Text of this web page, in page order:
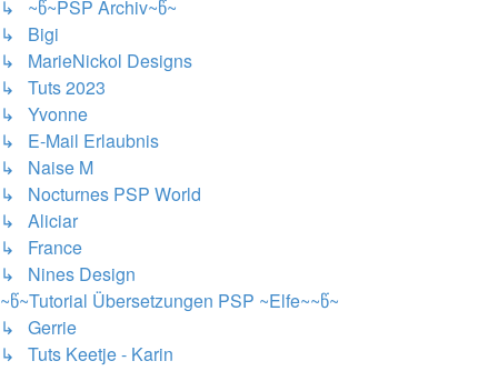
↳ ~წ~PSP Archiv~წ~
↳ Bigi
↳ MarieNickol Designs
↳ Tuts 2023
↳ Yvonne
↳ E-Mail Erlaubnis
↳ Naise M
↳ Nocturnes PSP World
↳ Aliciar
↳ France
↳ Nines Design
~წ~Tutorial Übersetzungen PSP ~Elfe~~წ~
↳ Gerrie
↳ Tuts Keetje - Karin